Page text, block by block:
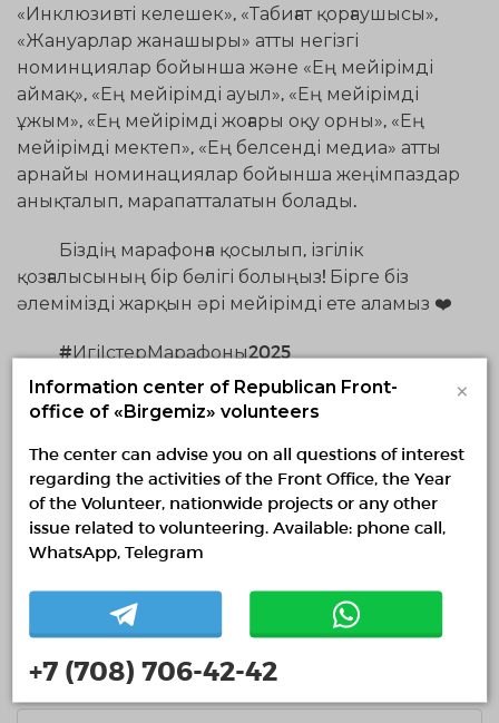
«Инклюзивті келешек», «Табиғат қорғаушысы»,
«Жануарлар жанашыры» атты негізгі
номинциялар бойынша және «Ең мейірімді
аймақ», «Ең мейірімді ауыл», «Ең мейірімді
ұжым», «Ең мейірімді жоғары оқу орны», «Ең
мейірімді мектеп», «Ең белсенді медиа» атты
арнайы номинациялар бойынша жеңімпаздар
анықталып, марапатталатын болады.
Біздің марафонға қосылып, ізгілік
қозғалысының бір бөлігі болыңыз! Бірге біз
әлемімізді жарқын әрі мейірімді ете аламыз ❤️
#ИгіІстерМарафоны2025
#МарафонДобрыхДел2025
#MarathonOfGoodDeeds2025
Last news
22.07.2026 3142 0
Қазақстанның үкіметтік емес волонтерлік
ұйымдарының деректерін жаңарту
жүргізілуде
READ MORE
Information center of Republican Front-
office of «Birgemiz» volunteers
×
The center can advise you on all questions of interest
regarding the activities of the Front Office, the Year
of the Volunteer, nationwide projects or any other
issue related to volunteering. Available: phone call,
WhatsApp, Telegram
+7 (708) 706-42-42